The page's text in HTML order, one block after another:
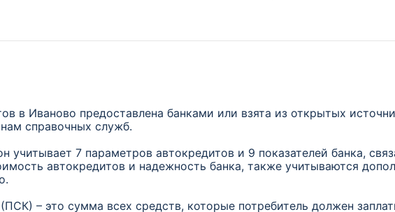
в Иваново предоставлена банками или взята из открытых
справочных служб.
учитывает 7 параметров автокредитов и 9 показателей банка,
автокредитов и надежность банка, также учитываются
– это сумма всех средств, которые потребитель должен